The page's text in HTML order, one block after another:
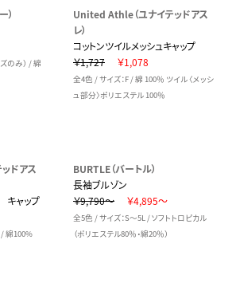
）
のみ） / 綿
United Athle（ユナイテッドアス
レ）
コットンツイルメッシュキャップ
￥1,727
￥1,078
全4色 / サイズ：F / 綿 100％ ツイル 〈メッシ
ュ部分〉ポリエステル 100％
ドアス
ャップ
/ 綿100%
BURTLE（バートル）
長袖ブルゾン
￥9,790～
￥4,895～
全5色 / サイズ：S～5L / ソフトトロピカル
（ポリエステル80％・綿20％）